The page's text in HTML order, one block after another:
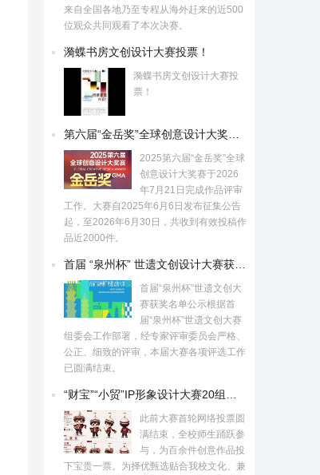
来自全国各地乃至专程从海外赶来的近500
位观众共同观看了本次决赛。
漪蝶书房文创设计大赛投票！
漪蝶书房文创设计大赛投
票！
2025第六届“金岳奖”全球
创意设计大奖赛于2026
年7月21日完成作品评审
工作。大赛自2025年6月6日发布征集公告
起，至2026年6月30日，共收到有效投稿作
品近2000件。
首届“泉州杯”世遗文创大
赛获奖名单公示根据首
届“泉州杯”世遗文创大赛
组委会工作部署，经专家评审委员会严格、
公正、细致的评审，本届大赛各项评选工作
已圆满结束。
此前大赛首轮网络投票圆
满结束，全校师生踊跃参
与，为百余件创意作品投
下宝贵一票。为择优甄选贴合我校文化、兼